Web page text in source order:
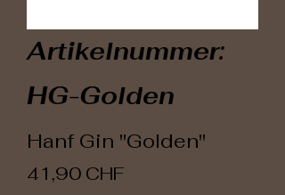
Artikelnummer:
HG-Golden
Hanf Gin "Golden"
41,90 CHFPreis